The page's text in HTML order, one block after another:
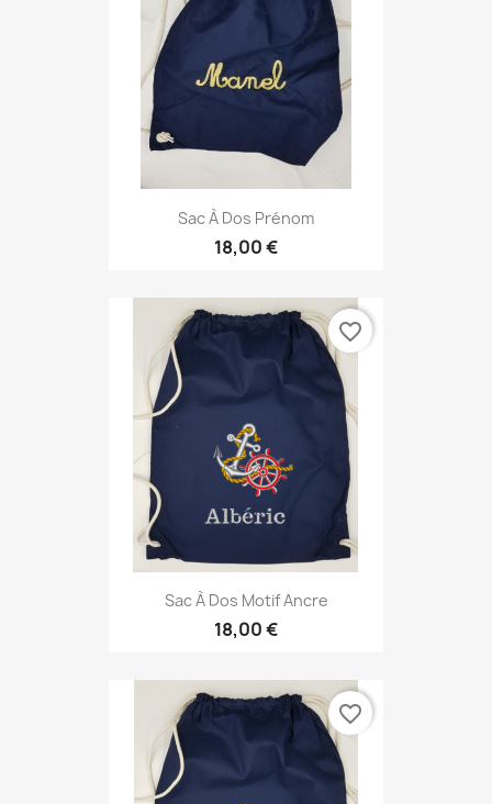
Sac À Dos Prénom
18,00 €
Sac À Dos Motif Ancre
18,00 €
favorite_border
favorite_border